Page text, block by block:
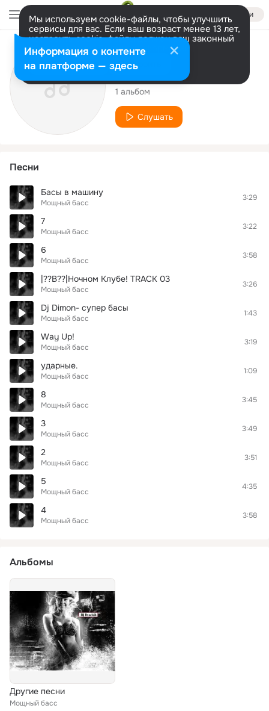
Войти
Мы используем cookie-файлы, чтобы улучшить
сервисы для вас. Если ваш возраст менее 13 лет,
настроить cookie-файлы должен ваш законный
представитель. Больше информации
Разрешить все Настроить
Исполнитель
Мощный басс
1 альбом
Слушать
Песни
Басы в машину
Мощный басс
3:29
7
Мощный басс
3:22
6
Мощный басс
3:58
|??В??|Ночном Клубе! TRACK 03
Мощный басс
3:26
Dj Dimon- супер басы
Мощный басс
1:43
Way Up!
Мощный басс
3:19
ударные.
Мощный басс
1:09
8
Мощный басс
3:45
3
Мощный басс
3:49
2
Мощный басс
3:51
5
Мощный басс
4:35
4
Мощный басс
3:58
Альбомы
Другие песни
Мощный басс
Информация о контенте
на платформе — здесь